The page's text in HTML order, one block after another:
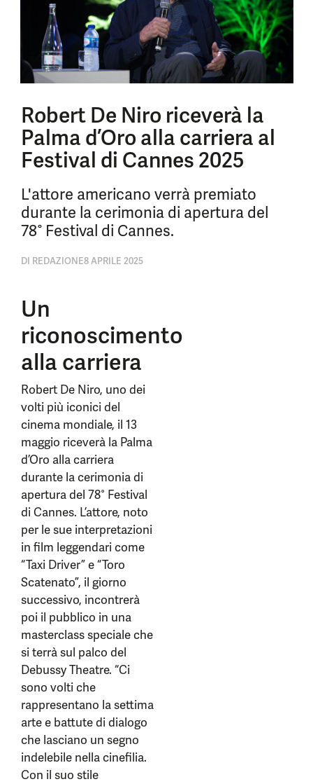
Robert De Niro riceverà la
Palma d’Oro alla carriera al
Festival di Cannes 2025
L'attore americano verrà premiato
durante la cerimonia di apertura del
78° Festival di Cannes.
DI REDAZIONE8 APRILE 2025
Un
riconoscimento
alla carriera
Robert De Niro, uno dei
volti più iconici del
cinema mondiale, il 13
maggio riceverà la Palma
d’Oro alla carriera
durante la cerimonia di
apertura del 78° Festival
di Cannes. L’attore, noto
per le sue interpretazioni
in film leggendari come
“Taxi Driver” e “Toro
Scatenato”, il giorno
successivo, incontrerà
poi il pubblico in una
masterclass speciale che
si terrà sul palco del
Debussy Theatre. “Ci
sono volti che
rappresentano la settima
arte e battute di dialogo
che lasciano un segno
indelebile nella cinefilia.
Con il suo stile